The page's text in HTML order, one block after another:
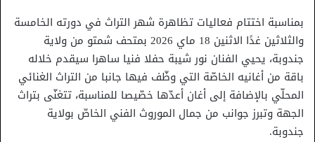
بمناسبة اختتام فعاليات تظاهرة شهر التراث في دورته الخامسة
والثلاثين غدًا الاثنين 18 ماي 2026 بمتحف شمتو من ولاية
جندوبة، يحيي الفنان نور شيبة حفلا فنيا ساهرا سيقدم خلاله
باقة من أغانيه الخاصّة التي وظّف فيها جانبا من التراث الغنائي
المحلّي بالإضافة إلى أغان أعدّها خصّيصا للمناسبة، تتغنّى بتراث
الجهة وتبرز جوانب من جمال الموروث الفني الخاصّ بولاية
جندوبة.